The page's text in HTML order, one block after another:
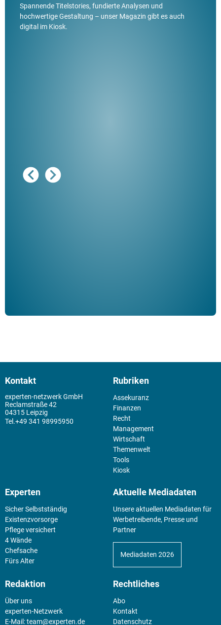
Spannende Titelstories, fundierte Analysen und
hochwertige Gestaltung – unser Magazin gibt es auch
digital im Kiosk.
Kontakt
experten-netzwerk GmbH
Reclamstraße 42
04315 Leipzig
+49 341 98995950
Rubriken
Assekuranz
Finanzen
Recht
Management
Wirtschaft
Themenwelt
Tools
Kiosk
Experten
Sicher Selbstständig
Existenz­vorsorge
Pflege versichert
4 Wände
Chefsache
Fürs Alter
Aktuelle Mediadaten
Unsere aktuellen Mediadaten für
Werbetreibende, Presse und
Partner
Mediadaten 2026
Redaktion
Über uns
experten-Netzwerk
E-Mail:team@experten.de
Rechtliches
Abo
Kontakt
Datenschutz